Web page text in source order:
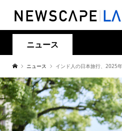
ニュース
ニュース インド人の日本旅行、2025